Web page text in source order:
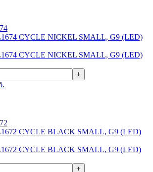
CYCLE NICKEL SMALL, G9 (LED)
CYCLE NICKEL SMALL, G9 (LED)
+
CYCLE BLACK SMALL, G9 (LED)
CYCLE BLACK SMALL, G9 (LED)
+